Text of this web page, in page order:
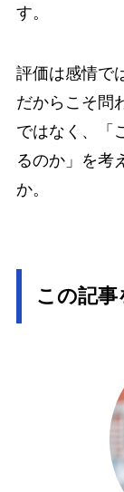
す。
評価は感情で
だからこそ問
ではなく、「
るのか」を考
か。
この記事